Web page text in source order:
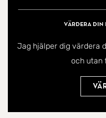
Värdera din
Jag hjälper dig värdera
och utan